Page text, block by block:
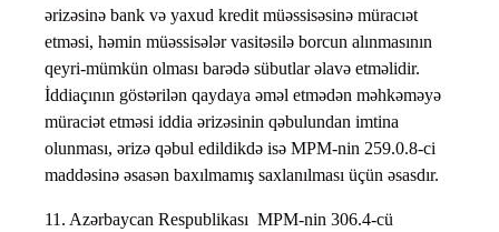
ərizəsinə bank və yaxud kredit müəssisəsinə müracıət
etməsi, həmin müəssisələr vasitəsilə borcun alınmasının
qeyri-mümkün olması barədə sübutlar əlavə etməlidir.
İddiaçının göstərilən qaydaya əməl etmədən məhkəməyə
müraciət etməsi iddia ərizəsinin qəbulundan imtina
olunması, ərizə qəbul edildikdə isə MPM-nin 259.0.8-ci
maddəsinə əsasən baxılmamış saxlanılması üçün əsasdır.
11. Azərbaycan Respublikası MPM-nin 306.4-cü